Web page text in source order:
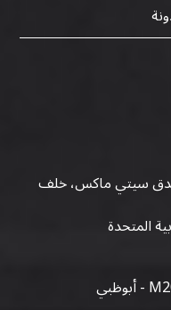
فندق سيتي ماكس، خلف